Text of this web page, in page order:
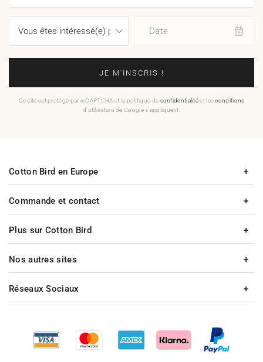
Date
JE M'INSCRIS !
Ce site est protégé par reCAPTCHA et la politique de confidentialitéet lesconditions
d'utilisation de Google s'appliquent.
Commande et contact
Plus sur Cotton Bird
Cotton Bird en Europe
Nos autres sites
Réseaux Sociaux